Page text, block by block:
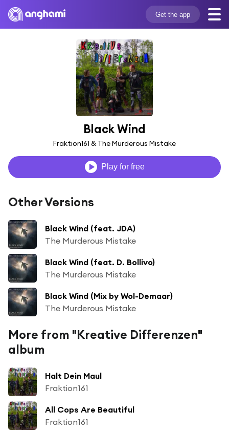
Get the app
Black Wind
Fraktion161 & The Murderous Mistake
Play for free
Other Versions
Black Wind (feat. JDA)
The Murderous Mistake
Black Wind (feat. D. Bollivo)
The Murderous Mistake
Black Wind (Mix by Wol-Demaar)
The Murderous Mistake
More from "Kreative Differenzen"
album
Halt Dein Maul
Fraktion161
All Cops Are Beautiful
Fraktion161